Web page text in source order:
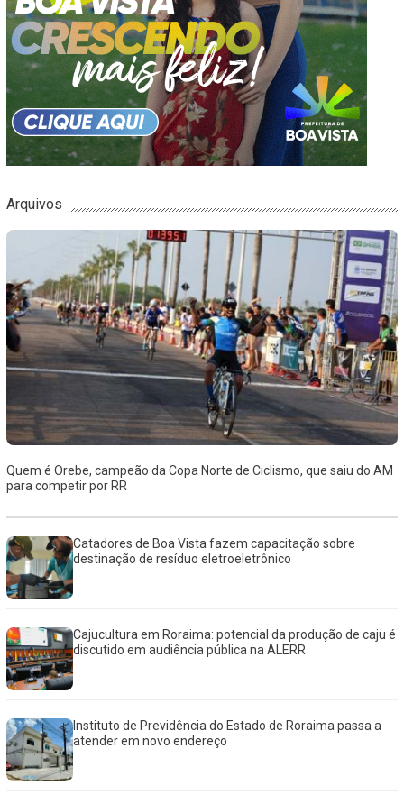
Arquivos
Quem é Orebe, campeão da Copa Norte de Ciclismo, que saiu do AM
para competir por RR
Catadores de Boa Vista fazem capacitação sobre
destinação de resíduo eletroeletrônico
Cajucultura em Roraima: potencial da produção de caju é
discutido em audiência pública na ALERR
Instituto de Previdência do Estado de Roraima passa a
atender em novo endereço